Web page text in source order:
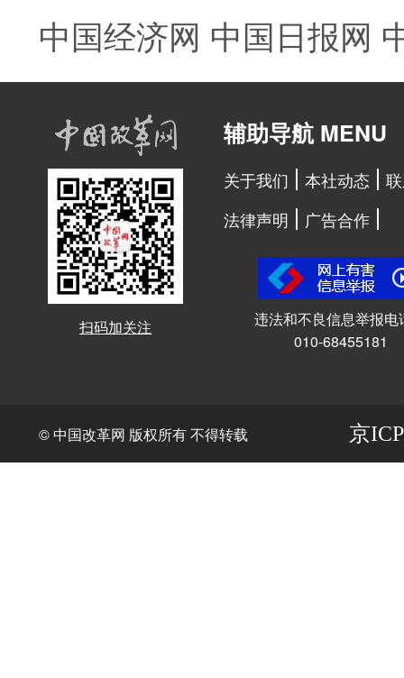
中国经济网 中国日报网
扫码加关注
辅助导航 MENU
关于我们 本社动态
法律声明
广告合作
违法和不良信息举报电
010-68455181
© 中国改革网 版权所有 不得转载 京